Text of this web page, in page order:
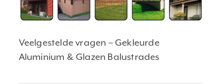
Veelgestelde vragen – Gekleurde
Aluminium & Glazen Balustrades